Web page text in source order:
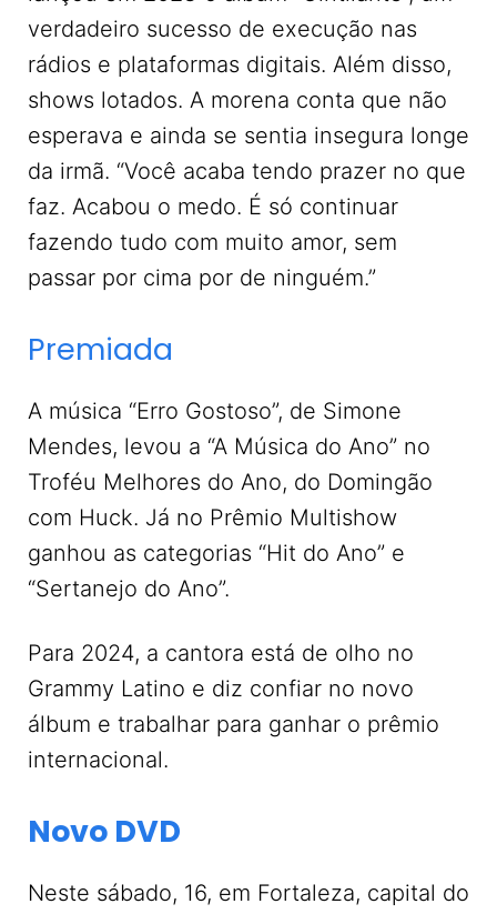
verdadeiro sucesso de execução nas
rádios e plataformas digitais. Além disso,
shows lotados. A morena conta que não
esperava e ainda se sentia insegura longe
da irmã. “Você acaba tendo prazer no que
faz. Acabou o medo. É só continuar
fazendo tudo com muito amor, sem
passar por cima por de ninguém.”
Premiada
A música “Erro Gostoso”, de Simone
Mendes, levou a “A Música do Ano” no
Troféu Melhores do Ano, do Domingão
com Huck. Já no Prêmio Multishow
ganhou as categorias “Hit do Ano” e
“Sertanejo do Ano”.
Para 2024, a cantora está de olho no
Grammy Latino e diz confiar no novo
álbum e trabalhar para ganhar o prêmio
internacional.
Novo DVD
Neste sábado, 16, em Fortaleza, capital do